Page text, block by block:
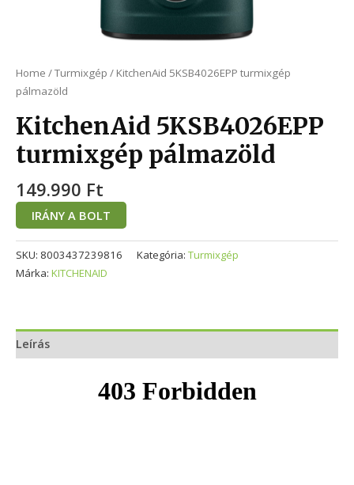
Home /Turmixgép / KitchenAid 5KSB4026EPP turmixgép
pálmazöld
KitchenAid 5KSB4026EPP
turmixgép pálmazöld
149.990 Ft
IRÁNY A BOLT
SKU: 8003437239816 Kategória: Turmixgép
Márka: KITCHENAID
Leírás